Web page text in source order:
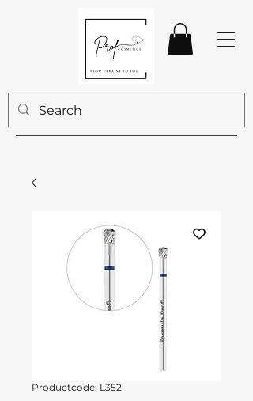
Productcode: L352